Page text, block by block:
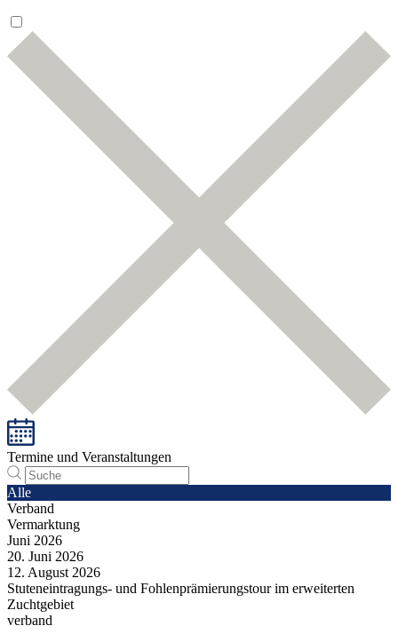
Termine und Veranstaltungen
Alle
Verband
Vermarktung
Juni 2026
20. Juni 2026
12. August 2026
Stuteneintragungs- und Fohlenprämierungstour im erweiterten
Zuchtgebiet
verband